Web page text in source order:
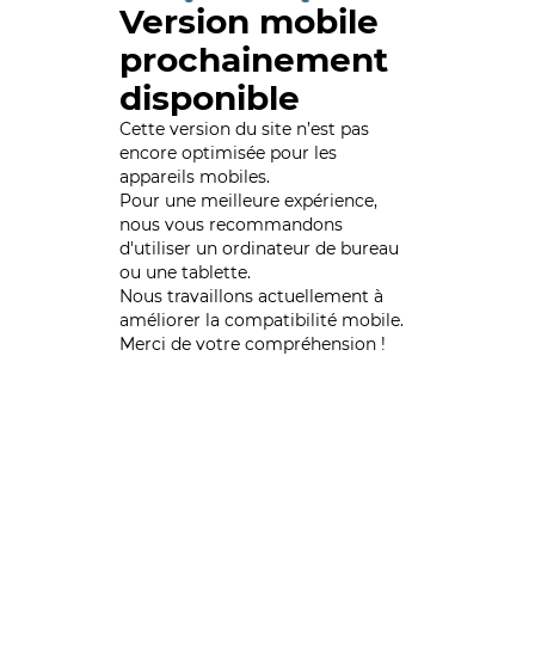
Version mobile
prochainement
disponible
Cette version du site n’est pas
encore optimisée pour les
appareils mobiles.
Pour une meilleure expérience,
nous vous recommandons
d'utiliser un ordinateur de bureau
ou une tablette.
Nous travaillons actuellement à
améliorer la compatibilité mobile.
Merci de votre compréhension !